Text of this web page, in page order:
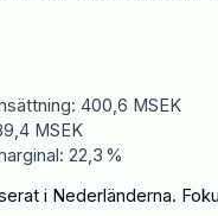
400,6 MSEK
MSEK
22,3 %
i Nederländerna.